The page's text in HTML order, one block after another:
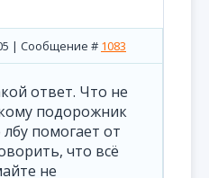
| Сообщение # 1083
ответ. Что не
подорожник
помогает от
что всё
не